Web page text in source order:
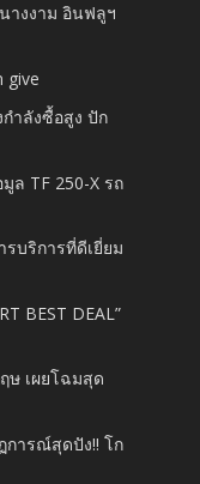
างงาม อินฟลูฯ
give
ำลังซื้อสูง ปัก
ล TF 250-X รถ
บริการที่ดีเยี่ยม
BEST DEAL”
ษ เผยโฉมสุด
การณ์สุดปัง!! โก